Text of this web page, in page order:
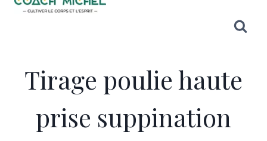
Tirage poulie haute
prise suppination